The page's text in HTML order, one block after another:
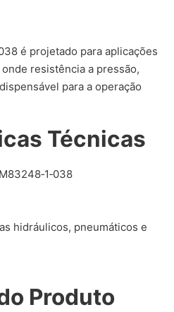
é projetado para aplicações
resistência a pressão,
para a operação
Técnicas
M83248‑1‑038
hidráulicos, pneumáticos e
Produto